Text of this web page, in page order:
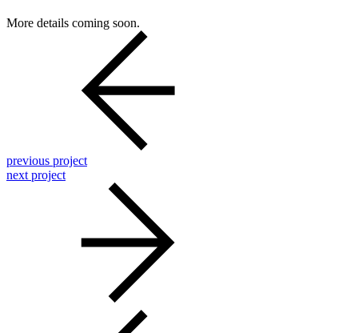
More details coming soon.
previous project
next project